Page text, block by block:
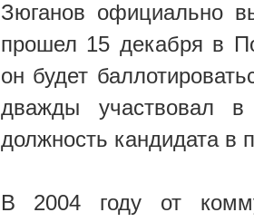
Зюганов официально
прошел 15 декабря в
он будет
дважды участвовал в
должность кандидата в
В 2004 году от